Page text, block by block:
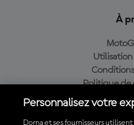
À
Utilisation
Politique de
Personnalisez votre
Dorna et ses fournisseurs